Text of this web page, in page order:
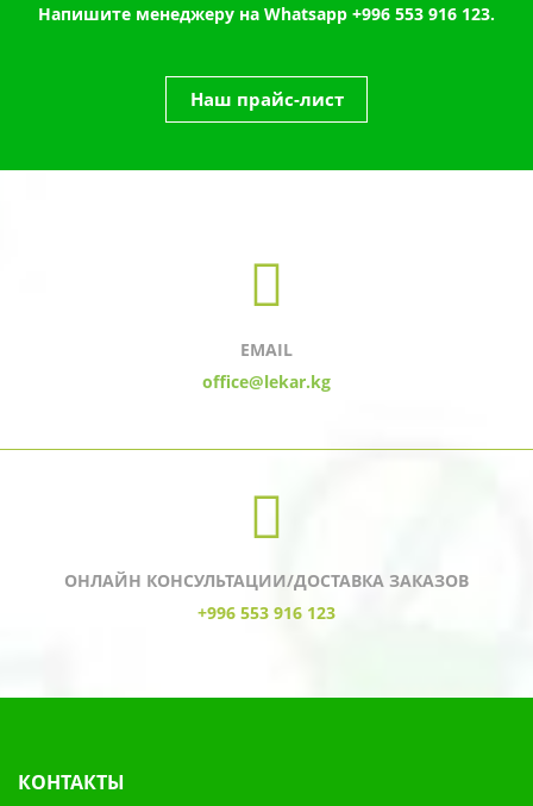
Напишите менеджеру на Whatsapp +996 553 916 123.
Наш прайс-лист
EMAIL
office@lekar.kg
ОНЛАЙН КОНСУЛЬТАЦИИ/ДОСТАВКА ЗАКАЗОВ
+996 553 916 123
КОНТАКТЫ